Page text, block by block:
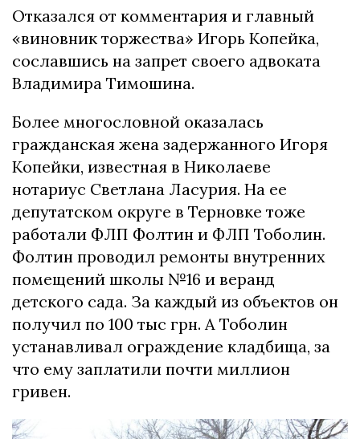
Отказался от комментария и главный
«виновник торжества» Игорь Копейка,
сославшись на запрет своего адвоката
Владимира Тимошина.
Более многословной оказалась
гражданская жена задержанного Игоря
Копейки, известная в Николаеве
нотариус Светлана Ласурия. На ее
депутатском округе в Терновке тоже
работали ФЛП Фолтин и ФЛП Тоболин.
Фолтин проводил ремонты внутренних
помещений школы №16 и веранд
детского сада. За каждый из объектов он
получил по 100 тыс грн. А Тоболин
устанавливал ограждение кладбища, за
что ему заплатили почти миллион
гривен.